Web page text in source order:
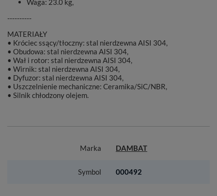
Waga: 23.0 kg,
----------
MATERIAŁY
• Króciec ssący/tłoczny: stal nierdzewna AISI 304,
• Obudowa: stal nierdzewna AISI 304,
• Wał i rotor: stal nierdzewna AISI 304,
• Wirnik: stal nierdzewna AISI 304,
• Dyfuzor: stal nierdzewna AISI 304,
• Uszczelnienie mechaniczne: Ceramika/SiC/NBR,
• Silnik chłodzony olejem.
Marka DAMBAT
Symbol 000492